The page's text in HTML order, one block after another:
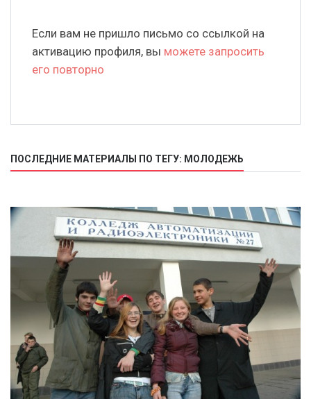
Если вам не пришло письмо со ссылкой на
активацию профиля, вы можете запросить
его повторно
ПОСЛЕДНИЕ МАТЕРИАЛЫ ПО ТЕГУ: МОЛОДЕЖЬ